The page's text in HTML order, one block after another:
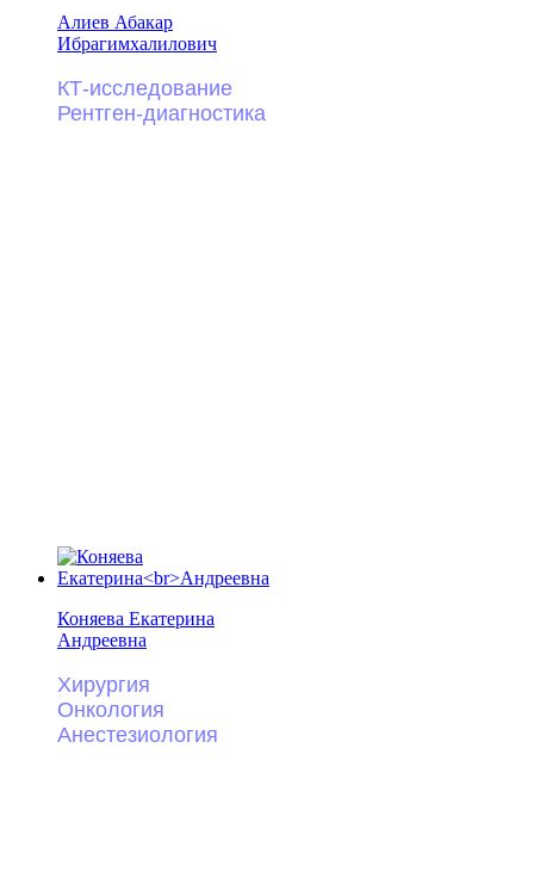
Алиев Абакар
Ибрагимхалилович
КТ-исследование
Рентген-диагностика
Коняева Екатерина
Андреевна
Хирургия
Онкология
Анестезиология